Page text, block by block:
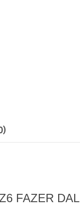
FAZER DAL